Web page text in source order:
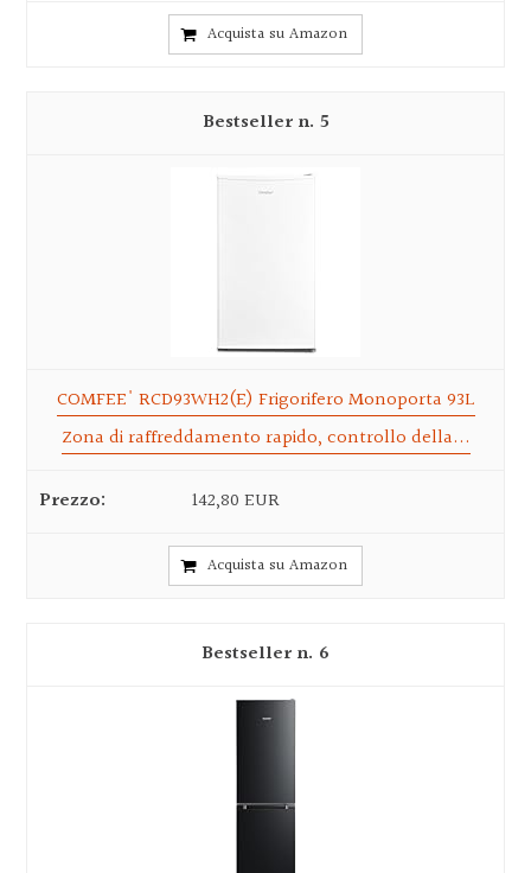
Acquista su Amazon
5
COMFEE' RCD93WH2(E) Frigorifero Monoporta 93L
Zona di raffreddamento rapido, controllo della...
142,80 EUR
Acquista su Amazon
6